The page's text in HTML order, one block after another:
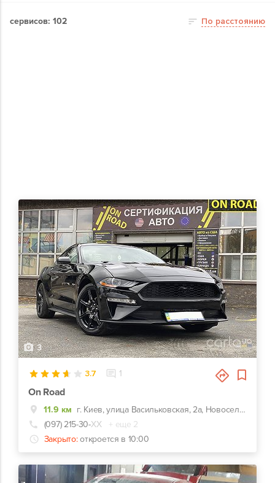
сервисов: 102 По расстоянию
3
3.7 1
On Road
11.9 км
г. Киев, улица Васильковская, 2а, Новоселки (Киево-Святошинский р-н)
(097) 215-30-ХХ
+ еще 2
Закрыто: откроется в 10:00